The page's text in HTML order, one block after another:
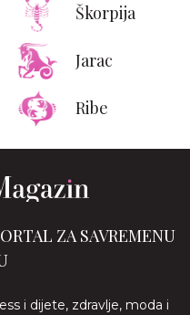
Škorpija
Jarac
Ribe
ZA SAVREMENU
i dijete, zdravlje, moda i